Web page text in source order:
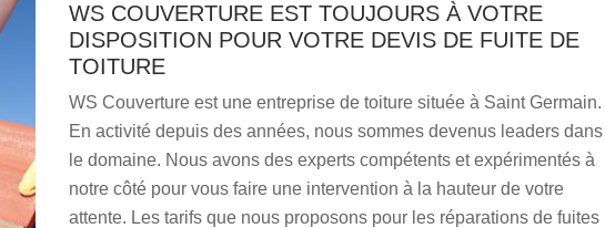
WS COUVERTURE EST TOUJOURS À VOTRE
DISPOSITION POUR VOTRE DEVIS DE FUITE DE
TOITURE
WS Couverture est une entreprise de toiture située à Saint Germain.
En activité depuis des années, nous sommes devenus leaders dans
le domaine. Nous avons des experts compétents et expérimentés à
notre côté pour vous faire une intervention à la hauteur de votre
attente. Les tarifs que nous proposons pour les réparations de fuites